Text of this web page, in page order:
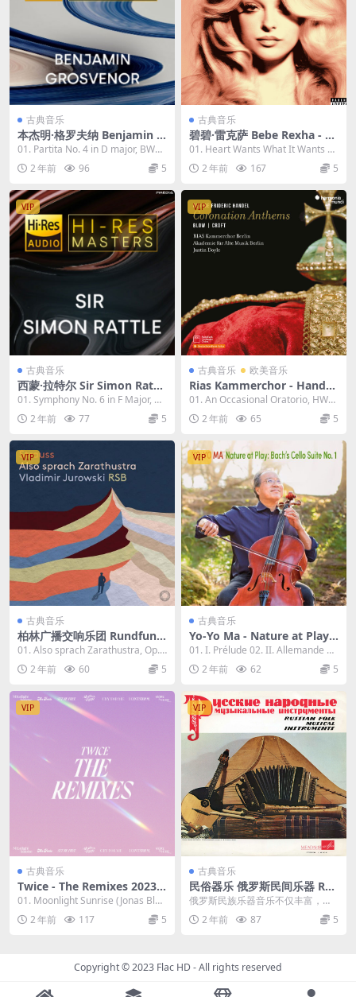
古典音乐
本杰明·格罗夫纳 Benjamin G
rosvenor - Hi-Res Masters
2023 [24Bit/88.2kHz] [Hi-Re
s Flac 2.87GB]
01. Partita No. 4 in D major, BWV
828: I...
2 年前 96 5
古典音乐
碧碧·雷克萨 Bebe Rexha - Be
be 2023 [24Bit/44.1kHz] [Hi
-Res Flac 444MB]
01. Heart Wants What It Wants 0
2. Miracl...
2 年前 167 5
VIP
古典音乐
西蒙·拉特尔 Sir Simon Rattl
e - Hi-Res Masters 2023 [24
Bit/96kHz] [Hi-Res Flac 3.0
6GB]
01. Symphony No. 6 in F Major, O
p. 68 "P...
2 年前 77 5
VIP
古典音乐 欧美音乐
Rias Kammerchor - Handel
Coronation Anthems 2023
[24Bit/96kHz] [Hi-Res Flac
1.05GB]
01. An Occasional Oratorio, HWV
62: Over...
2 年前 65 5
VIP
古典音乐
柏林广播交响乐团 Rundfunk
Sinfonieorchester Berlin - S
trauss Also sprach Zarathu
stra 2023 [24Bit/192kHz]
01. Also sprach Zarathustra, Op.
30, TrV...
2 年前 60 5
VIP
古典音乐
Yo-Yo Ma - Nature at Play
J.S. Bach's Cello Suite No. 1
(Live from the Great Smok
y Mountains) 2023 [24Bit/4
01. I. Prélude 02. II. Allemande 0
3. III...
2 年前 62 5
VIP
古典音乐
Twice - The Remixes 2023
[24bit/48kHz] [Hi-Res Flac
281MB]
01. Moonlight Sunrise (Jonas Blue
remix)...
2 年前 117 5
VIP
古典音乐
民俗器乐 俄罗斯民间乐器 Rus
sian Folk Musical Instrume
nts (1969) [24Bit/96kHz] [H
i-Res Flac 1.69GB]
俄罗斯民族乐器音乐不仅丰富，而
且种类繁多。通过基辅和弗拉基米
尔古代大教堂的壁画和...
2 年前 87 5
Copyright © 2023 Flac HD- All rights reserved